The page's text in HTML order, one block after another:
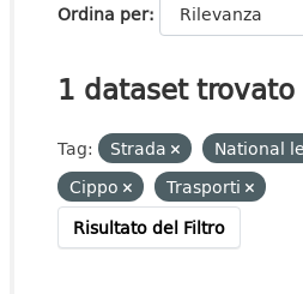
Ordina per
1 dataset trovato
Tag: Strada
National
Cippo
Trasporti
Risultato del Filtro